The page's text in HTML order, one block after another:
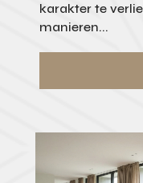
karakter te
manieren...